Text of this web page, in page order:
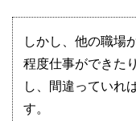
しかし、他の職場
程度仕事ができた
し、間違っていれ
す。